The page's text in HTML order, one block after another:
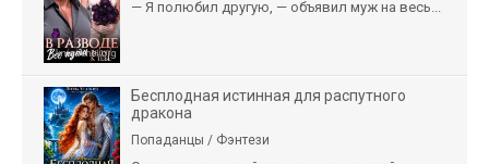
— Я полюбил другую, — объявил муж на весь...
Бесплодная истинная для распутного
дракона
Попаданцы / Фэнтези